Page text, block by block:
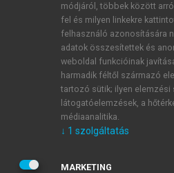
ÚJ FIÓK
1 óra díjmentes hozzáférés
E-MAIL-CÍM
JELSZÓ
módjáról, többek között
fel és milyen linkekre
felhasználó azonosítására
adatok összesítettek és
weboldal funkcióinak
harmadik féltől származó
tartozó sütik; ilyen elemzési
látogatóelemzések, a
médiaanalitika.
↓ 1 szolgáltatás
MARKETING